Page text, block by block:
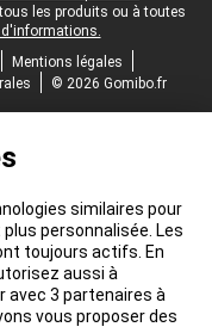
les produits ou à toutes
Mentions légales
© 2026 Gomibo.fr
similaires pour
personnalisée. Les
toujours actifs. En
aussi à
avec 3 partenaires à
vous proposer des